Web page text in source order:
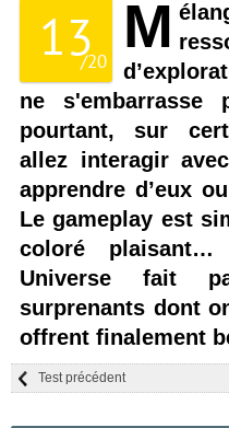
13
/20
M
ne s'embarrasse
pourtant, sur
allez interagir
apprendre d’eux
Le gameplay est
coloré
Universe fait
surprenants dont
offrent finalement
Test précédent